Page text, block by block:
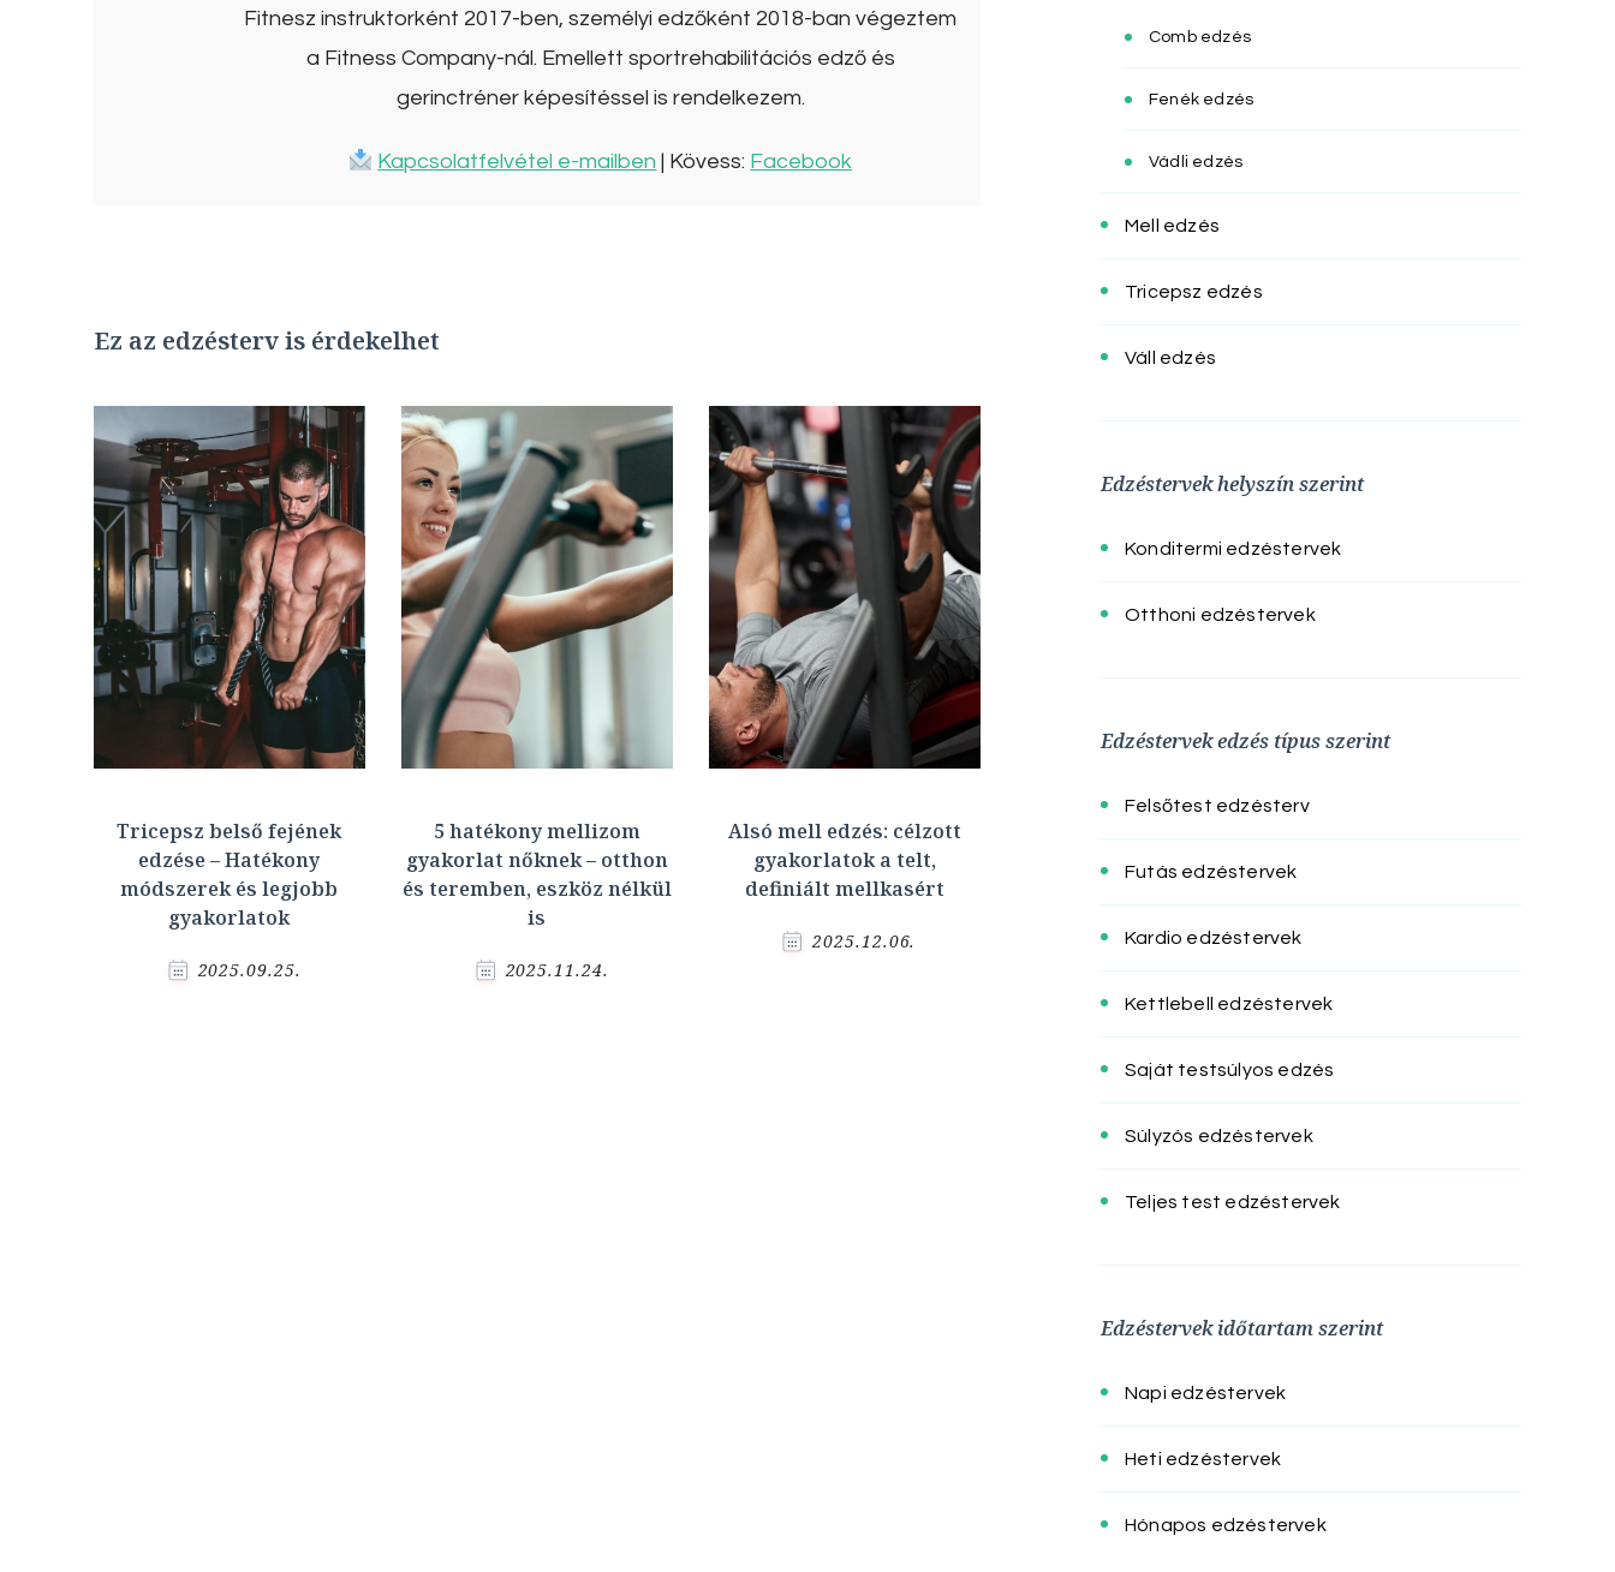
Fitnesz instruktorként 2017-ben, személyi edzőként 2018-ban végeztem
a Fitness Company-nál. Emellett sportrehabilitációs edző és
gerinctréner képesítéssel is rendelkezem.
Kapcsolatfelvétel e-mailben | Kövess: Facebook
Ez az edzésterv is érdekelhet
Tricepsz belső fejének
edzése – Hatékony
módszerek és legjobb
gyakorlatok
2025.09.25.
5 hatékony mellizom
gyakorlat nőknek – otthon
és teremben, eszköz nélkül
is
2025.11.24.
Alsó mell edzés: célzott
gyakorlatok a telt,
definiált mellkasért
2025.12.06.
Comb edzés
Fenék edzés
Vádli edzés
Mell edzés
Tricepsz edzés
Váll edzés
Edzéstervek helyszín szerint
Konditermi edzéstervek
Otthoni edzéstervek
Edzéstervek edzés típus szerint
Felsőtest edzésterv
Futás edzéstervek
Kardio edzéstervek
Kettlebell edzéstervek
Saját testsúlyos edzés
Súlyzós edzéstervek
Teljes test edzéstervek
Edzéstervek időtartam szerint
Napi edzéstervek
Heti edzéstervek
Hónapos edzéstervek